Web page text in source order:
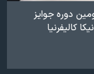
دوره جوایز
کالیفرنیا